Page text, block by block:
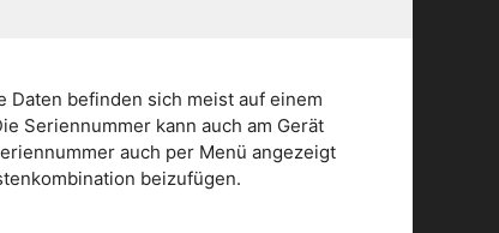
Daten befinden sich meist auf einem
Seriennummer kann auch am Gerät
auch per Menü angezeigt
beizufügen.